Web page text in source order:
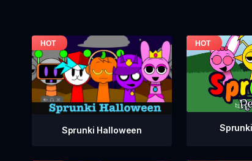
Sprunki Halloween